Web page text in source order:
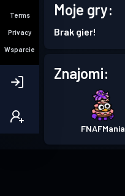
Terms
Privacy
Wsparcie
Moje gry:
Brak gier!
Znajomi:
FNAFMania